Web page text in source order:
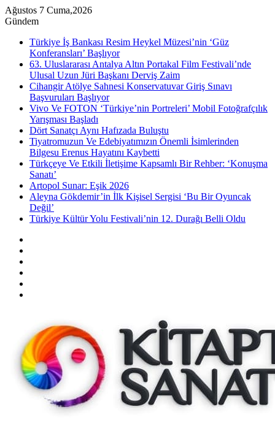
Ağustos 7 Cuma,2026
Gündem
Türkiye İş Bankası Resim Heykel Müzesi’nin ‘Güz
Konferansları’ Başlıyor
63. Uluslararası Antalya Altın Portakal Film Festivali’nde
Ulusal Uzun Jüri Başkanı Derviş Zaim
Cihangir Atölye Sahnesi Konservatuvar Giriş Sınavı
Başvuruları Başlıyor
Vivo Ve FOTON ‘Türkiye’nin Portreleri’ Mobil Fotoğrafçılık
Yarışması Başladı
Dört Sanatçı Aynı Hafızada Buluştu
Tiyatromuzun Ve Edebiyatımızın Önemli İsimlerinden
Bilgesu Erenus Hayatını Kaybetti
Türkçeye Ve Etkili İletişime Kapsamlı Bir Rehber: ‘Konuşma
Sanatı’
Artopol Sunar: Eşik 2026
Aleyna Gökdemir’in İlk Kişisel Sergisi ‘Bu Bir Oyuncak
Değil’
Türkiye Kültür Yolu Festivali’nin 12. Durağı Belli Oldu